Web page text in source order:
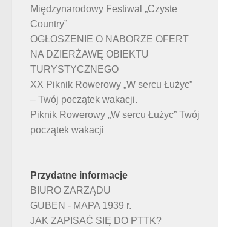
Międzynarodowy Festiwal „Czyste
Country”
OGŁOSZENIE O NABORZE OFERT
NA DZIERŻAWĘ OBIEKTU
TURYSTYCZNEGO
XX Piknik Rowerowy „W sercu Łużyc”
– Twój początek wakacji.
Piknik Rowerowy „W sercu Łużyc” Twój
początek wakacji
Przydatne informacje
BIURO ZARZĄDU
GUBEN - MAPA 1939 r.
JAK ZAPISAĆ SIĘ DO PTTK?